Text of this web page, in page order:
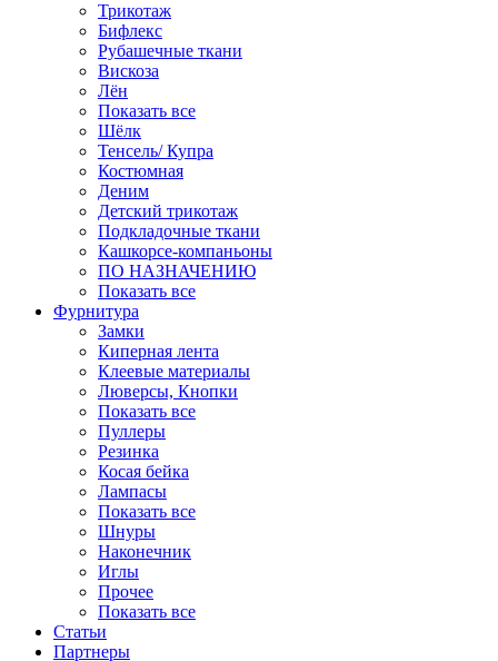
Трикотаж
Бифлекс
Рубашечные ткани
Вискоза
Лён
Показать все
Шёлк
Тенсель/ Купра
Костюмная
Деним
Детский трикотаж
Подкладочные ткани
Кашкорсе-компаньоны
ПО НАЗНАЧЕНИЮ
Показать все
Фурнитура
Замки
Киперная лента
Клеевые материалы
Люверсы, Кнопки
Показать все
Пуллеры
Резинка
Косая бейка
Лампасы
Показать все
Шнуры
Наконечник
Иглы
Прочее
Показать все
Статьи
Партнеры